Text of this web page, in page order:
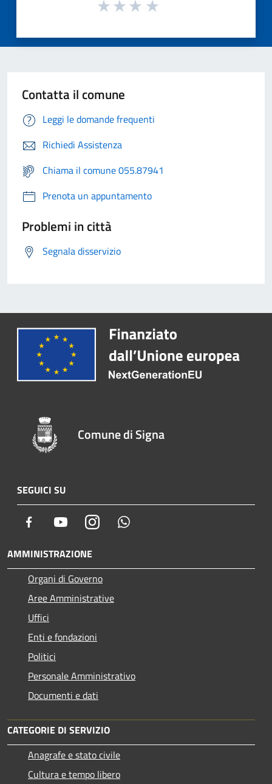
Contatta il comune
Leggi le domande frequenti
Richiedi Assistenza
Chiama il comune 055.87941
Prenota un appuntamento
Problemi in città
Segnala disservizio
Comune di Signa
SEGUICI SU
Facebook YoutubeInstagram
AMMINISTRAZIONE
Organi di Governo
Aree Amministrative
Uffici
Enti e fondazioni
Politici
Personale Amministrativo
Documenti e dati
CATEGORIE DI SERVIZIO
Anagrafe e stato civile
Cultura e tempo libero